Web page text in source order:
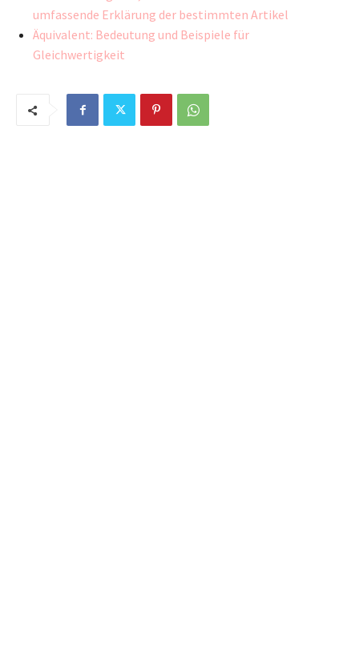
umfassende Erklärung der bestimmten Artikel
Äquivalent: Bedeutung und Beispiele für
Gleichwertigkeit